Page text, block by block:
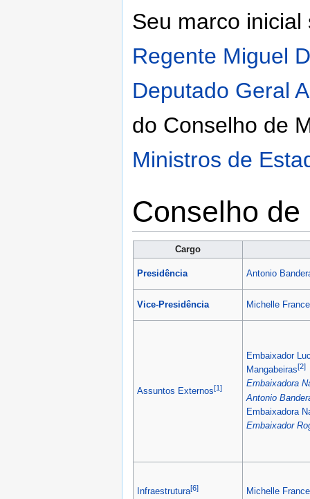
Seu marco
Regente Miguel
Deputado Geral
do Conselho de
Ministros de
Conselho
Cargo
Presidência Antonio
Vice-Presidência Michelle
Assuntos Externos[1]
Embaixador
Mangabeiras[2]
Embaixadora
Antonio
Embaixadora
Embaixador
Infraestrutura[6] Michelle